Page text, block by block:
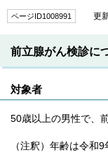
ページID1008991 更新
前立腺がん検診に
対象者
50歳以上の男性で、
（注釈）年齢は令和